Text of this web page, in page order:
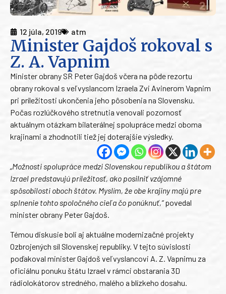
12 júla, 2019 atm
Minister Gajdoš rokoval s
Z. A. Vapnim
Minister obrany SR Peter Gajdoš včera na pôde rezortu
obrany rokoval s veľvyslancom Izraela Zvi Avinerom Vapnim
pri príležitosti ukončenia jeho pôsobenia na Slovensku.
Počas rozlúčkového stretnutia venovali pozornosť
aktuálnym otázkam bilaterálnej spolupráce medzi oboma
krajinami a zhodnotili tiež jej doterajšie výsledky.
„Možnosti spolupráce medzi Slovenskou republikou a štátom
Izrael predstavujú príležitosť, ako posilniť vzájomné
spôsobilosti oboch štátov. Myslím, že obe krajiny majú pre
splnenie tohto spoločného cieľa čo ponúknuť,“povedal
minister obrany Peter Gajdoš.
Témou diskusie boli aj aktuálne modernizačné projekty
Ozbrojených síl Slovenskej republiky. V tejto súvislosti
poďakoval minister Gajdoš veľvyslancovi A. Z. Vapnimu za
oficiálnu ponuku štátu Izrael v rámci obstarania 3D
rádiolokátorov stredného, malého a blízkeho dosahu.